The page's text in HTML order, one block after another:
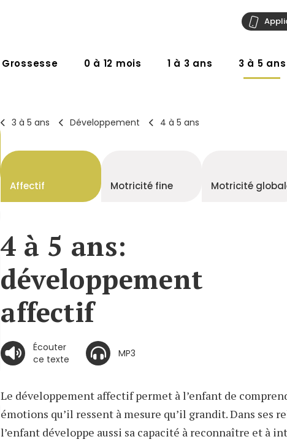
Grossesse 0 à 12 mois 1 à 3 ans 3 à 5 ans
3 à 5 ans Développement 4 à 5 ans
Affectif Motricité fine Motricité
4 à 5 ans:
développement
affectif
Écouter
ce texte
MP3
Le développement affectif permet à l’enfant de
émotions qu’il ressent à mesure qu’il grandit. Dans ses
l’enfant développe aussi sa capacité à reconnaître et à